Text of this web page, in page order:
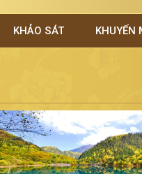
KHẢO SÁT KHUYẾN